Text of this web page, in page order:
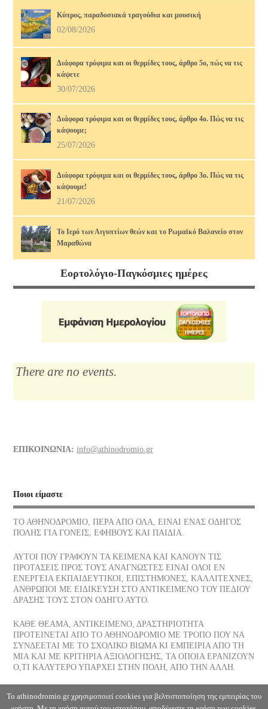
Κύπρος, παραδοσιακά τραγούδια και μουσική
02/08/2026
Διάφορα τρόφιμα και οι θερμίδες τους, άρθρο 5ο, πώς να τις
κάψετε
30/07/2026
Διάφορα τρόφιμα και οι θερμίδες τους, άρθρο 4ο. Πώς να τις
κάψουμε;
25/07/2026
Διάφορα τρόφιμα και οι θερμίδες τους, άρθρο 3ο. Πώς να τις
κάψουμε!
21/07/2026
Το Ιερό των Αιγυπτίων θεών και το Ρωμαϊκό Βαλανείο στον
Μαραθώνα
17/07/2026
Διάφορα τρόφιμα και οι θερμίδες τους, άρθρο 2ο. Πώς να τις
κάψουμε!
Μαρία Κάλλας, η αιώνια: οι ωραιότερες άριες
07/07/2026
Οι νεώσοικοι του Πειραιά, ένα σοβαρό στήριγμα της αρχαίας
03/07/2026
Το παγωτό, η λιχουδιά του Καλοκαιριού ποια είναι η διατροφική
του αξία
Αφυδάτωση
29/06/2026
Η Θάλασσα, Κλωντ Ντεμπυσσύ
Εορτολόγιο-Παγκόσμιες ημέρες
There are no events.
ΕΠΙΚΟΙΝΩΝΙΑ: info@athinodromio.gr
Ποιοι είμαστε
ΤΟ ΑΘΗΝΟΔΡΟΜΙΟ, ΠΕΡΑ ΑΠΟ ΟΛΑ, ΕΙΝΑΙ ΕΝΑΣ ΟΔΗΓΟΣ
ΠΟΛΗΣ ΓΙΑ ΓΟΝΕΙΣ, ΕΦΗΒΟΥΣ ΚΑΙ ΠΑΙΔΙΑ.
ΑΥΤΟΙ ΠΟΥ ΓΡΑΦΟΥΝ ΤΑ ΚΕΙΜΕΝΑ ΚΑΙ ΚΑΝΟΥΝ ΤΙΣ
ΠΡΟΤΑΣΕΙΣ ΠΡΟΣ ΤΟΥΣ ΑΝΑΓΝΩΣΤΕΣ ΕΙΝΑΙ ΟΛΟΙ ΕΝ
ΕΝΕΡΓΕΙΑ ΕΚΠΑΙΔΕΥΤΙΚΟΙ, ΕΠΙΣΤΗΜΟΝΕΣ, ΚΑΛΛΙΤΕΧΝΕΣ,
ΑΝΘΡΩΠΟΙ ΜΕ ΕΙΔΙΚΕΥΣΗ ΣΤΟ ΑΝΤΙΚΕΙΜΕΝΟ ΤΟΥ ΠΕΔΙΟΥ
ΔΡΑΣΗΣ ΤΟΥΣ ΣΤΟΝ ΟΔΗΓΟ ΑΥΤΟ.
ΚΑΘΕ ΘΕΑΜΑ, ΑΝΤΙΚΕΙΜΕΝΟ, ΔΡΑΣΤΗΡΙΟΤΗΤΑ
ΠΡΟΤΕΙΝΕΤΑΙ ΑΠΟ ΤΟ ΑΘΗΝΟΔΡΟΜΙΟ ΜΕ ΤΡΟΠΟ ΠΟΥ ΝΑ
ΣΥΝΔΕΕΤΑΙ ΜΕ ΤΟ ΣΧΟΛΙΚΟ ΒΙΩΜΑ ΚΙ ΕΜΠΕΙΡΙΑ ΑΠΟ ΤΗ
ΜΙΑ ΚΑΙ ΜΕ ΚΡΙΤΗΡΙΑ ΑΞΙΟΛΟΓΗΣΗΣ, ΤΑ ΟΠΟΙΑ ΕΡΑΝΙΖΟΥΝ
Ο,ΤΙ ΚΑΛΥΤΕΡΟ ΥΠΑΡΧΕΙ ΣΤΗΝ ΠΟΛΗ, ΑΠΟ ΤΗΝ ΑΛΛΗ.
Το athinodromio.gr χρησιμοποιεί cookies για βελτιστοποίηση της εμπειρίας του